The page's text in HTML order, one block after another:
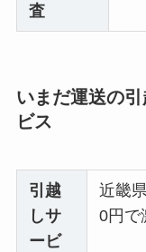
査
いまだ運送の
ビス
引越
しサ
ービ
近畿
0円で